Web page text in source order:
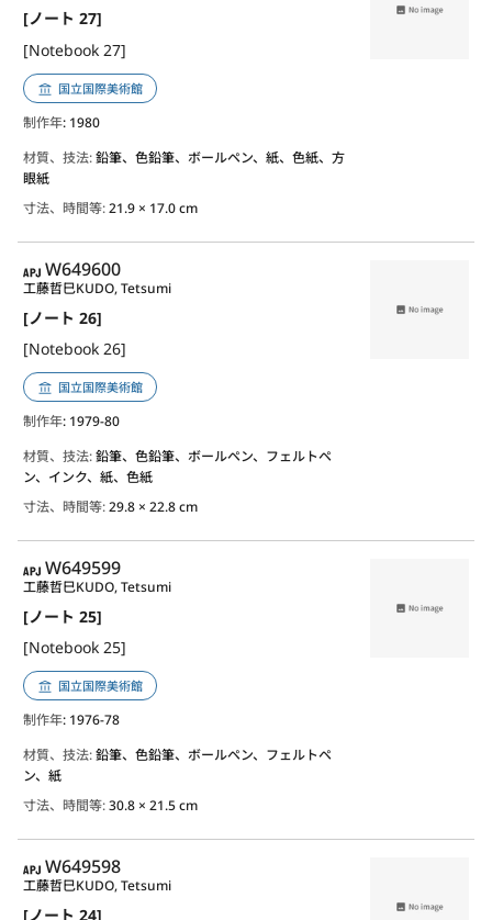
[ノート 27]
[Notebook 27]
国立国際美術館
制作年: 1980
材質、技法:鉛筆、色鉛筆、ボールペン、紙、色紙、方
眼紙
寸法、時間等:21.9 × 17.0 cm
APJ
W649600
[ノート 26]
[Notebook 26]
工藤哲巳KUDO, Tetsumi
国立国際美術館
制作年: 1979-80
材質、技法:鉛筆、色鉛筆、ボールペン、フェルトペ
ン、インク、紙、色紙
寸法、時間等:29.8 × 22.8 cm
APJ
W649599
[ノート 25]
[Notebook 25]
工藤哲巳KUDO, Tetsumi
国立国際美術館
制作年: 1976-78
材質、技法:鉛筆、色鉛筆、ボールペン、フェルトペ
ン、紙
寸法、時間等:30.8 × 21.5 cm
APJ
W649598
[ノート 24]
工藤哲巳KUDO, Tetsumi